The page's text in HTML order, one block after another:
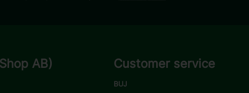
AB) Customer service
BUJ